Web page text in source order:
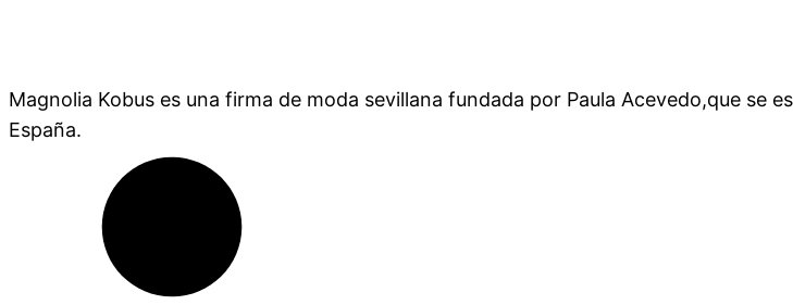
Magnolia Kobus es una firma de moda sevillana fundada por Paula Acevedo,que se
España.